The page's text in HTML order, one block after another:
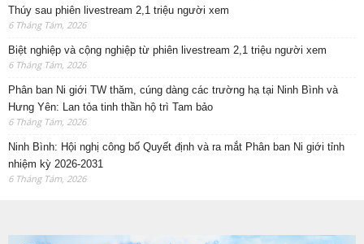
Thúy sau phiên livestream 2,1 triệu người xem
6 Tháng Tám, 2026
Biệt nghiệp và cộng nghiệp từ phiên livestream 2,1 triệu người xem
6 Tháng Tám, 2026
Phân ban Ni giới TW thăm, cúng dàng các trường hạ tại Ninh Bình và
Hưng Yên: Lan tỏa tinh thần hộ trì Tam bảo
6 Tháng Tám, 2026
Ninh Bình: Hội nghị công bố Quyết định và ra mắt Phân ban Ni giới tỉnh
nhiệm kỳ 2026-2031
6 Tháng Tám, 2026